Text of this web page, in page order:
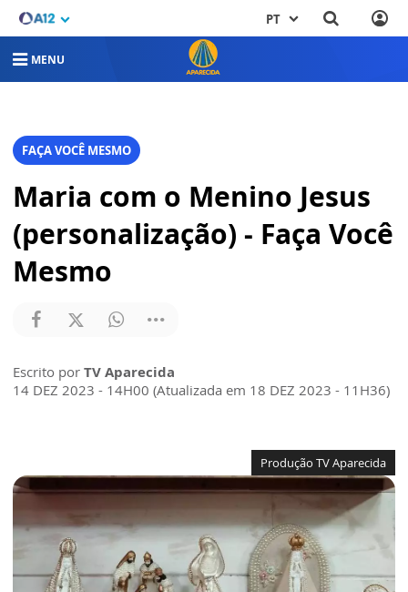
PT
MENU
FAÇA VOCÊ MESMO
Maria com o Menino Jesus
(personalização) - Faça Você
Mesmo
Escrito por TV Aparecida
14 DEZ 2023 - 14H00 (Atualizada em 18 DEZ 2023 - 11H36)
Produção TV Aparecida